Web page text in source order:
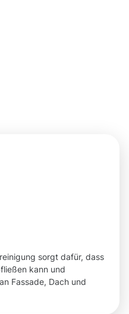
sorgt dafür, dass
kann und
Fassade, Dach und